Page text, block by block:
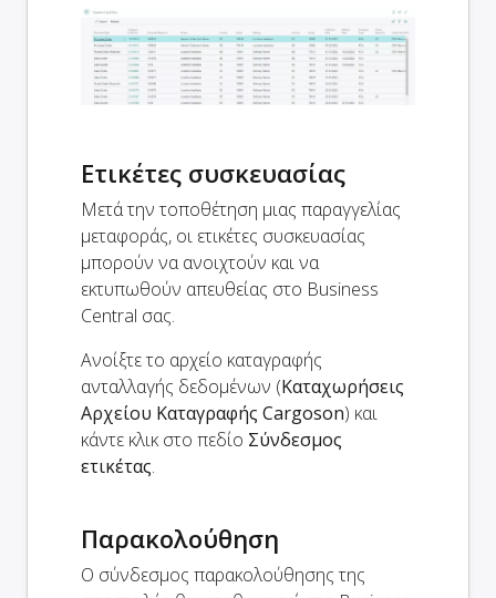
Ετικέτες συσκευασίας
Μετά την τοποθέτηση μιας παραγγελίας
μεταφοράς, οι ετικέτες συσκευασίας
μπορούν να ανοιχτούν και να
εκτυπωθούν απευθείας στο Business
Central σας.
Ανοίξτε το αρχείο καταγραφής
ανταλλαγής δεδομένων (Καταχωρήσεις
Αρχείου Καταγραφής Cargoson) και
κάντε κλικ στο πεδίο Σύνδεσμος
ετικέτας.
Παρακολούθηση
Ο σύνδεσμος παρακολούθησης της